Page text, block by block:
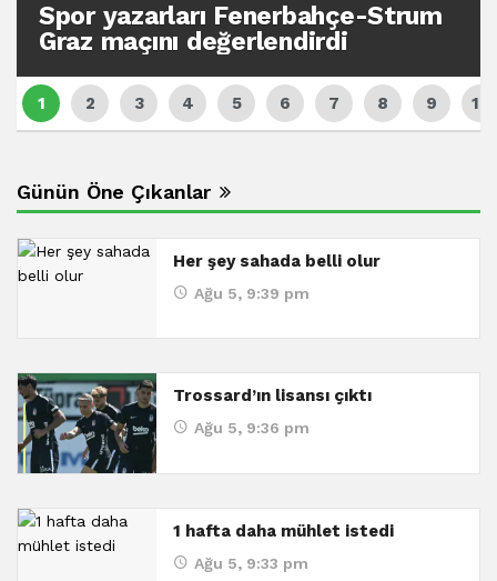
Spor yazarları Fenerbahçe-Strum
Graz maçını değerlendirdi
Günün Öne Çıkanlar
Her şey sahada belli olur
Ağu 5, 9:39 pm
Trossard’ın lisansı çıktı
Ağu 5, 9:36 pm
1 hafta daha mühlet istedi
Ağu 5, 9:33 pm